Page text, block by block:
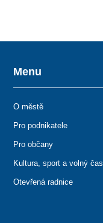
Menu
O městě
Pro podnikatele
Pro občany
Kultura, sport a volný čas
Otevřená radnice